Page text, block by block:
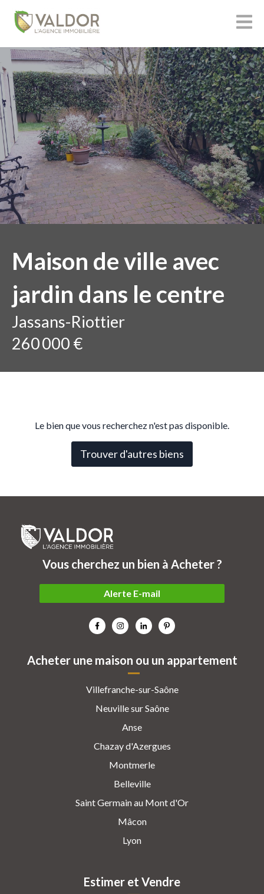
Maison de ville avec
jardin dans le centre
Jassans-Riottier
260 000 €
Le bien que vous recherchez n'est pas disponible.
Trouver d'autres biens
Acheter une maison ou un appartement
Villefranche-sur-Saône
Neuville sur Saône
Anse
Chazay d'Azergues
Montmerle
Belleville
Saint Germain au Mont d'Or
Mâcon
Lyon
Estimer et Vendre
Vous cherchez un bien à Acheter ?
Alerte E-mail